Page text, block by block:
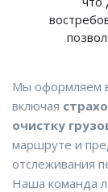
Мы оформляем
включая
очистку
маршруте и
отслеживания
Наша команда